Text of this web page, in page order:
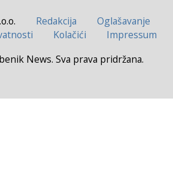
Redakcija
Oglašavanje
Kolačići
Impressum
News. Sva prava pridržana.